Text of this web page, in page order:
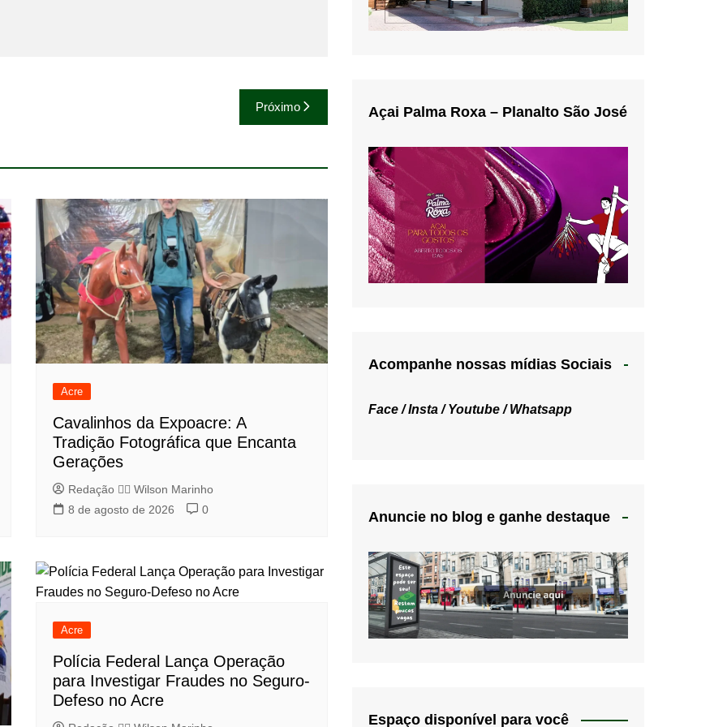
Próximo
Acre
Cavalinhos da Expoacre: A
Tradição Fotográfica que Encanta
Gerações
Redação 👨‍⚖️​ Wilson Marinho
8 de agosto de 2026
0
Acre
Polícia Federal Lança Operação
para Investigar Fraudes no Seguro-
Defeso no Acre
Açai Palma Roxa – Planalto São José
Acompanhe nossas mídias Sociais
Face /Insta /Youtube /Whatsapp
Anuncie no blog e ganhe destaque
Espaço disponível para você